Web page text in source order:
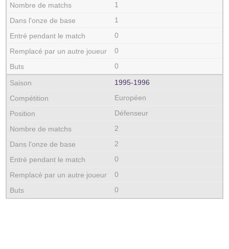
1
1
0
0
0
1995‑1996
Européen
Défenseur
2
2
0
0
0